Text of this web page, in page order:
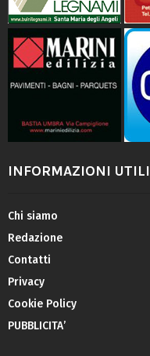
INFORMAZIONI UTILI
Chi siamo
Redazione
Contatti
Privacy
Cookie Policy
PUBBLICITA’